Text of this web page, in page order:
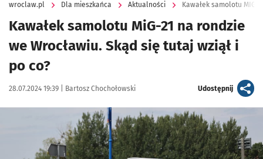
wroclaw.pl Dla mieszkańca Aktualności Kawałek samolotu MIG-
Kawałek samolotu MiG-21 na rondzie
we Wrocławiu. Skąd się tutaj wziął i
po co?
Data publikacji:
28.07.2024 19:39 | Autor:
Bartosz Chochołowski Udostępnijartykuł
Kliknij, aby zobaczyć galerię